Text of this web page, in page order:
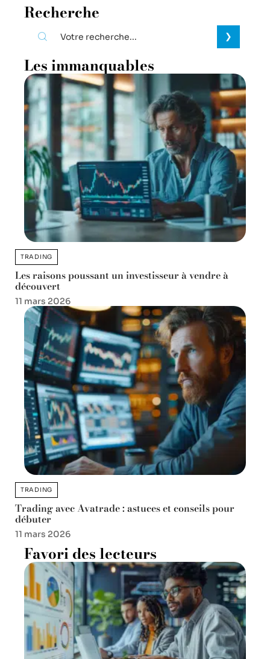
Recherche
Les immanquables
TRADING
Les raisons poussant un investisseur à vendre à
découvert
11 mars 2026
TRADING
Trading avec Avatrade : astuces et conseils pour
débuter
11 mars 2026
Favori des lecteurs